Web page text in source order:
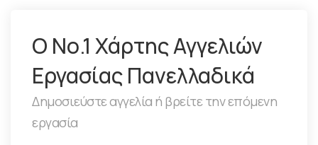
Ο Νο.1 Χάρτης Αγγελιών
Εργασίας Πανελλαδικά
Δημοσιεύστε αγγελία ή βρείτε την επόμενη
εργασία